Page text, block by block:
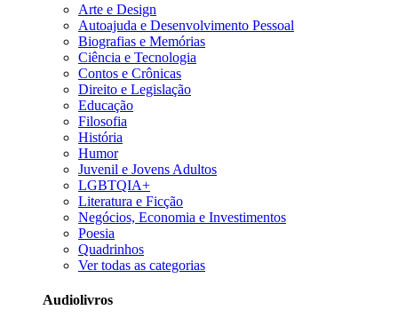
Arte e Design
Autoajuda e Desenvolvimento Pessoal
Biografias e Memórias
Ciência e Tecnologia
Contos e Crônicas
Direito e Legislação
Educação
Filosofia
História
Humor
Juvenil e Jovens Adultos
LGBTQIA+
Literatura e Ficção
Negócios, Economia e Investimentos
Poesia
Quadrinhos
Ver todas as categorias
Audiolivros